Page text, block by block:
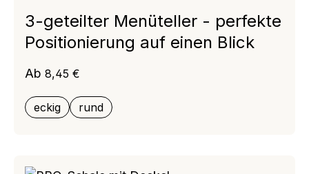
3-geteilter Menüteller - perfekte
Positionierung auf einen Blick
eckig rund
Regulärer Preis:
Ab 8,45 €